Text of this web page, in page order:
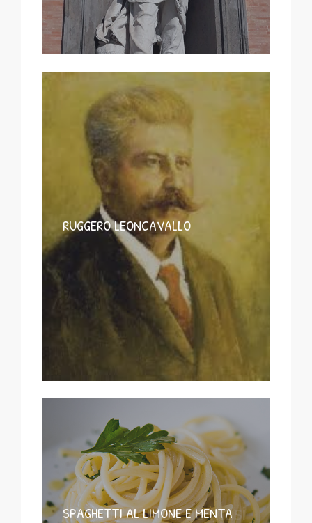
RUGGERO LEONCAVALLO
SPAGHETTI AL LIMONE E MENTA